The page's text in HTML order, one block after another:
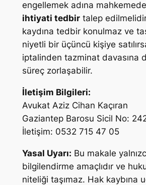
engellemek adına
ihtiyati tedbirtalep
kaydına tedbir konulmaz ve
niyetli bir üçüncü kişiye
iptalinden tazminat davasına
süreç zorlaşabilir.
İletişim Bilgileri:
Avukat Aziz Cihan Kaçıran
Gaziantep Barosu Sicil No:
İletişim: 0532 715 47 05
Yasal Uyarı: Bu makale
bilgilendirme amaçlıdır ve
niteliği taşımaz. Hak kaybına